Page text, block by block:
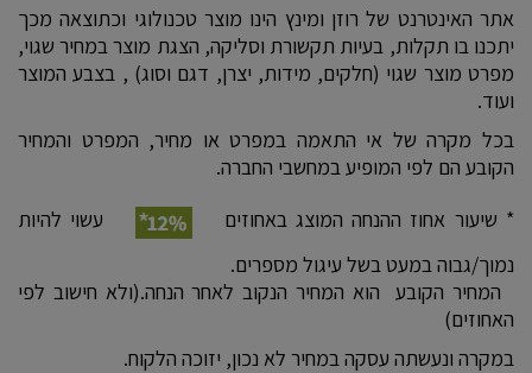
אתר האינטרנט של רוזן ומינץ הינו מוצר טכנולוגי וכתוצאה מכך
יתכנו בו תקלות, בעיות תקשורת וסליקה, הצגת מוצר במחיר שגוי,
מפרט מוצר שגוי (חלקים, מידות, יצרן, דגם וסוג) , בצבע המוצר
ועוד.
בכל מקרה של אי התאמה במפרט או מחיר, המפרט והמחיר
הקובע הם לפי המופיע במחשבי החברה.
* שיעור אחוז ההנחה המוצג באחוזים
עשוי להיות
נמוך/גבוה במעט בשל עיגול מספרים.
המחיר הקובע הוא המחיר הנקוב לאחר הנחה.(ולא חישוב לפי
האחוזים)
במקרה ונעשתה עסקה במחיר לא נכון, יזוכה הלקוח.